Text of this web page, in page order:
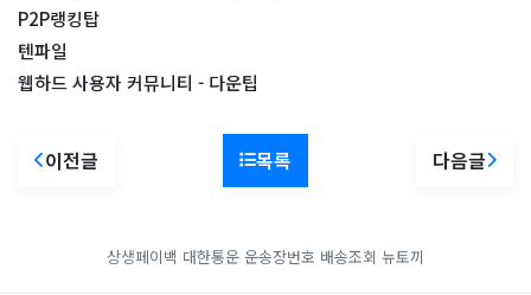
P2P랭킹탑
텐파일
웹하드 사용자 커뮤니티 - 다운팁
이전글 목록 다음글
상생페이백 대한통운 운송장번호 배송조회 뉴토끼